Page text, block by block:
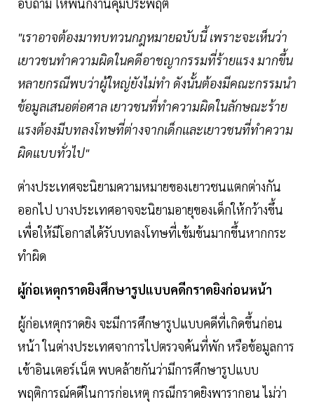
"เราอาจต้องมาทบทวนกฎหมายฉบับนี้ เพราะจะเห็นว่า
เยาวชนทำความผิดในคดีอาชญากรรมที่ร้ายเเรง มากขึ้น
หลายกรณีพบว่าผู้ใหญ่ยังไม่ทำ ดังนั้นต้องมีคณะกรรมนำ
ข้อมูลเสนอต่อศาล เยาวชนที่ทำความผิดในลักษณะร้าย
แรงต้องมีบทลงโทษที่ต่างจากเด็กเเละเยาวชนที่ทำความ
ผิดแบบทั่วไป"
ต่างประเทศจะนิยามความหมายของเยาวชนแตกต่างกัน
ออกไป บางประเทศอาจจะนิยามอายุของเด็กให้กว้างขึ้น
เพื่อให้มีโอกาสได้รับบทลงโทษที่เข้มข้นมากขึ้นหากกระ
ทำผิด
ผู้ก่อเหตุกราดยิงศึกษารูปแบบคดีกราดยิงก่อนหน้า
ผู้ก่อเหตุกราดยิง จะมีการศึกษารูปแบบคดีที่เกิดขึ้นก่อน
หน้า ในต่างประเทศจาการไปตรวจค้นที่พัก หรือข้อมูลการ
เข้าอินเตอร์เน็ต พบคล้ายกันว่ามีการศึกษารูปแบบ
พฤติการณ์คดีในการก่อเหตุ กรณีกราดยิงพารากอน ไม่ว่า